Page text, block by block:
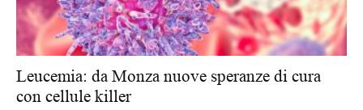
Leucemia: da Monza nuove speranze di cura
con cellule killer